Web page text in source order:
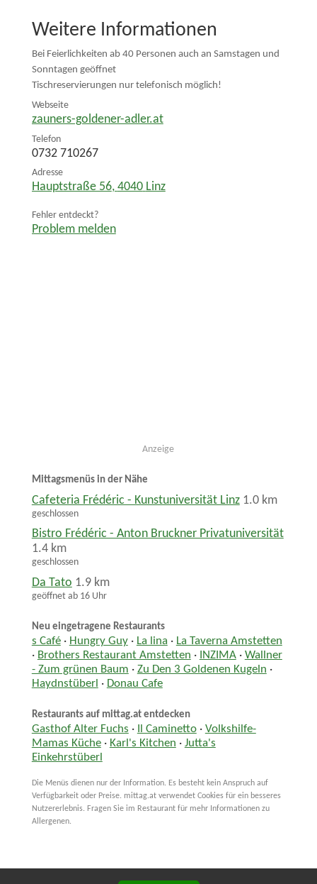
Weitere Informationen
Bei Feierlichkeiten ab 40 Personen auch an Samstagen und
Sonntagen geöffnet
Tischreservierungen nur telefonisch möglich!
Webseite
zauners-goldener-adler.at
Telefon
0732 710267
Adresse
Hauptstraße 56, 4040 Linz
Fehler entdeckt?
Problem melden
Anzeige
Mittagsmenüs in der Nähe
Cafeteria Frédéric - Kunstuniversität Linz 1.0 km
geschlossen
Bistro Frédéric - Anton Bruckner Privatuniversität
1.4 km
geschlossen
Da Tato 1.9 km
geöffnet ab 16 Uhr
Neu eingetragene Restaurants
s Café· Hungry Guy· La lina · La Taverna Amstetten
· Brothers Restaurant Amstetten · INZIMA· Wallner
- Zum grünen Baum · Zu Den 3 Goldenen Kugeln ·
Haydnstüberl · Donau Cafe
Restaurants auf mittag.at entdecken
Gasthof Alter Fuchs · Il Caminetto· Volkshilfe-
Mamas Küche· Karl's Kitchen · Jutta's
Einkehrstüberl
Die Menüs dienen nur der Information. Es besteht kein Anspruch auf
Verfügbarkeit oder Preise. mittag.at verwendet Cookies für ein besseres
Nutzererlebnis. Fragen Sie im Restaurant für mehr Informationen zu
Allergenen.